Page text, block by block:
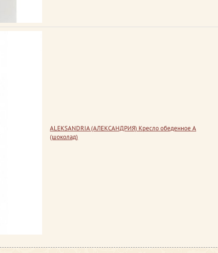
ALEKSANDRIA (АЛЕКСАНДРИЯ) Кресло обеденное А
(шоколад)